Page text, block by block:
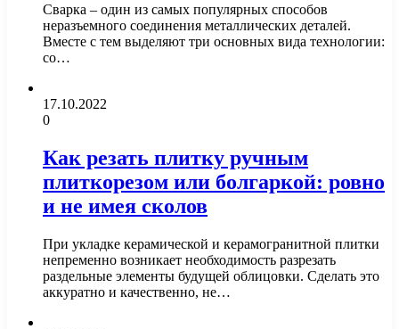
Сварка – один из самых популярных способов
неразъемного соединения металлических деталей.
Вместе с тем выделяют три основных вида технологии:
со…
17.10.2022
0
Как резать плитку ручным
плиткорезом или болгаркой: ровно
и не имея сколов
При укладке керамической и керамогранитной плитки
непременно возникает необходимость разрезать
раздельные элементы будущей облицовки. Сделать это
аккуратно и качественно, не…